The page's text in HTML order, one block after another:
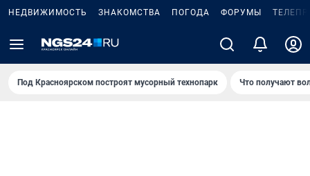
НЕДВИЖИМОСТЬ ЗНАКОМСТВА ПОГОДА ФОРУМЫ
Под Крaсноярском построят мусорный технопарк Что получают